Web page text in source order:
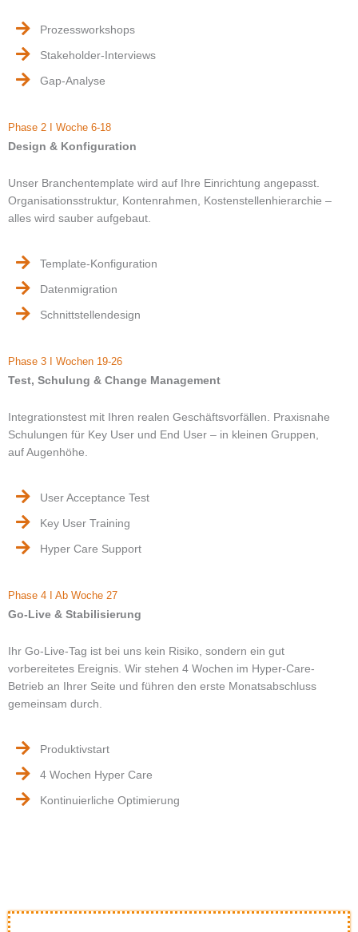
Prozessworkshops
Stakeholder-Interviews
Gap-Analyse
Phase 2 I Woche 6-18
Design & Konfiguration
Unser Branchentemplate wird auf Ihre Einrichtung angepasst.
Organisationsstruktur, Kontenrahmen, Kostenstellenhierarchie –
alles wird sauber aufgebaut.
Template-Konfiguration
Datenmigration
Schnittstellendesign
Phase 3 I Wochen 19-26
Test, Schulung & Change Management
Integrationstest mit Ihren realen Geschäftsvorfällen. Praxisnahe
Schulungen für Key User und End User – in kleinen Gruppen,
auf Augenhöhe.
User Acceptance Test
Key User Training
Hyper Care Support
Phase 4 I Ab Woche 27
Go-Live & Stabilisierung
Ihr Go-Live-Tag ist bei uns kein Risiko, sondern ein gut
vorbereitetes Ereignis. Wir stehen 4 Wochen im Hyper-Care-
Betrieb an Ihrer Seite und führen den erste Monatsabschluss
gemeinsam durch.
Produktivstart
4 Wochen Hyper Care
Kontinuierliche Optimierung